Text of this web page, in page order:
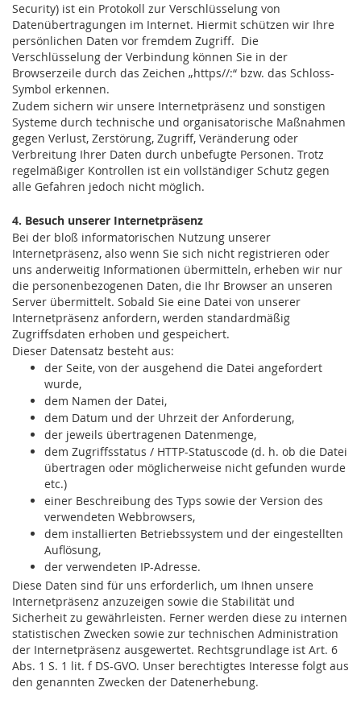
Security) ist ein Protokoll zur Verschlüsselung von
Datenübertragungen im Internet. Hiermit schützen wir Ihre
persönlichen Daten vor fremdem Zugriff. Die
Verschlüsselung der Verbindung können Sie in der
Browserzeile durch das Zeichen „https//:“ bzw. das Schloss-
Symbol erkennen.
Zudem sichern wir unsere Internetpräsenz und sonstigen
Systeme durch technische und organisatorische Maßnahmen
gegen Verlust, Zerstörung, Zugriff, Veränderung oder
Verbreitung Ihrer Daten durch unbefugte Personen. Trotz
regelmäßiger Kontrollen ist ein vollständiger Schutz gegen
alle Gefahren jedoch nicht möglich.
4. Besuch unserer Internetpräsenz
Bei der bloß informatorischen Nutzung unserer
Internetpräsenz, also wenn Sie sich nicht registrieren oder
uns anderweitig Informationen übermitteln, erheben wir nur
die personenbezogenen Daten, die Ihr Browser an unseren
Server übermittelt. Sobald Sie eine Datei von unserer
Internetpräsenz anfordern, werden standardmäßig
Zugriffsdaten erhoben und gespeichert.
Dieser Datensatz besteht aus:
der Seite, von der ausgehend die Datei angefordert
wurde,
dem Namen der Datei,
dem Datum und der Uhrzeit der Anforderung,
der jeweils übertragenen Datenmenge,
dem Zugriffsstatus / HTTP-Statuscode (d. h. ob die Datei
übertragen oder möglicherweise nicht gefunden wurde
etc.)
einer Beschreibung des Typs sowie der Version des
verwendeten Webbrowsers,
dem installierten Betriebssystem und der eingestellten
Auflösung,
der verwendeten IP-Adresse.
Diese Daten sind für uns erforderlich, um Ihnen unsere
Internetpräsenz anzuzeigen sowie die Stabilität und
Sicherheit zu gewährleisten. Ferner werden diese zu internen
statistischen Zwecken sowie zur technischen Administration
der Internetpräsenz ausgewertet. Rechtsgrundlage ist Art. 6
Abs. 1 S. 1 lit. f DS-GVO. Unser berechtigtes Interesse folgt aus
den genannten Zwecken der Datenerhebung.